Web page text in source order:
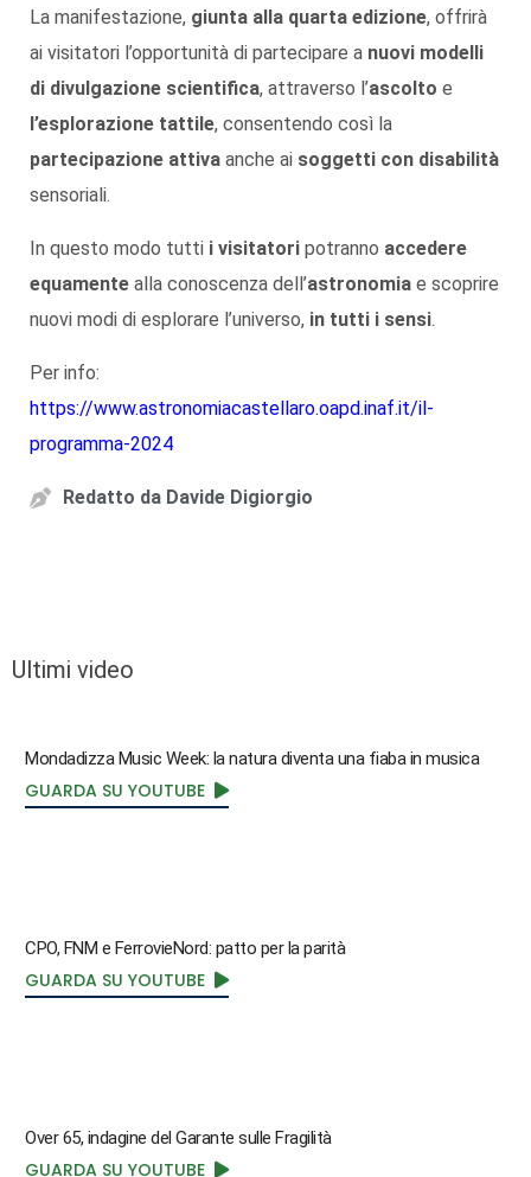
La manifestazione, giunta alla quarta edizione, offrirà
ai visitatori l’opportunità di partecipare a nuovi modelli
di divulgazione scientifica, attraverso l’ascolto e
l’esplorazione tattile, consentendo così la
partecipazione attiva anche ai soggetti con disabilità
sensoriali.
In questo modo tutti i visitatori potranno accedere
equamente alla conoscenza dell’astronomia e scoprire
nuovi modi di esplorare l’universo, in tutti i sensi.
Per info:
https://www.astronomiacastellaro.oapd.inaf.it/il-
programma-2024
Redatto da Davide Digiorgio
Ultimi video
Mondadizza Music Week: la natura diventa una fiaba in musica
GUARDA SU YOUTUBE
CPO, FNM e FerrovieNord: patto per la parità
GUARDA SU YOUTUBE
Over 65, indagine del Garante sulle Fragilità
GUARDA SU YOUTUBE